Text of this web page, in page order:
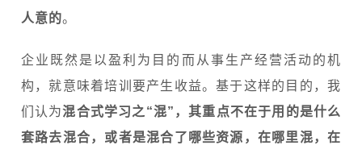
人意的。
企业既然是以盈利为目的而从事生产经营活动的机
构，就意味着培训要产生收益。基于这样的目的，我
们认为混合式学习之“混”，其重点不在于用的是什么
套路去混合，或者是混合了哪些资源，在哪里混，在